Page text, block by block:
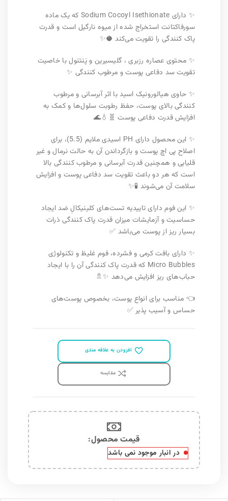
✨ دارای Sodium Cocoyl Isethionate که یک ماده
سورفاکتانت استخراج شده از میوه نارگیل است و قدرت
پاک کنندگی را تقویت می‌کند 🥥✨
✨ محتوی عصاره رزبری ، گلیسیرین و پَنتنول با خاصیت
تقویت سد دفاعی پوست و مرطوب کنندگی ✨
✨ حاوی هیالورونیک اسید با اثر آبرسانی و مرطوب
کنندگی بالای پوست، حفظ رطوبت سلول‌ها و کمک به
افزایش قدرت دفاعی پوست 🧬💧🌊
✨ این محصول دارای PH اسیدی ملایم (5.5)، برای
اصلاح پی اچ پوست و بازگرداندن آن به حالت نرمال و غیر
قلیایی و همچنین قدرت آبرسانی و مرطوب کنندگی بالا
است که هر دو باعث تقویت سد دفاعی پوست و افزایش
سلامت آن می‌شوند 🧪✨
✨ این فوم دارای تاییدیه تست‌های کلینیکالِ ضد ایجاد
حساسیت و آزمایشات میزان قدرت پاک کنندگی ذرات
بسیار ریز از پوست می‌باشد ✅
✨ دارای بافت کرمی و فشرده، فوم غلیظ و تکنولوژی
Micro Bubbles که قدرت پاک کنندگی آن را با ایجاد
حباب‌های ریز افزایش می‌دهد ✨🚿
👈 مناسب برای انواع پوست، بخصوص پوست‌های
حساس و آسیب پذیر ✅
افزودن به علاقه مندی
مقايسه
قیمت محصول:​
در انبار موجود نمی باشد